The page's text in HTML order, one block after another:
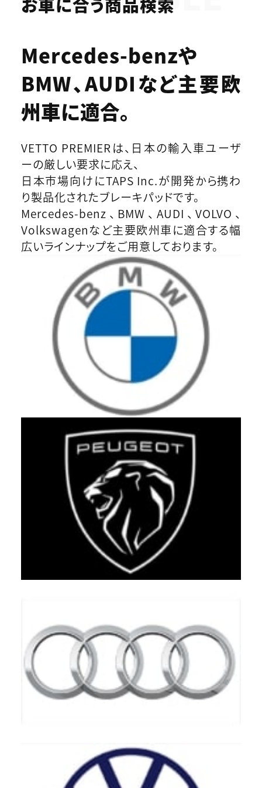
Mercedes-benzや
BMW、AUDIなど主要欧
州車に適合。
VETTO PREMIERは、日本の輸入車ユーザ
ーの厳しい要求に応え、
日本市場向けにTAPS Inc.が開発から携わ
り製品化されたブレーキパッドです。
Mercedes-benz、BMW、AUDI、VOLVO、
Volkswagenなど主要欧州車に適合する幅
広いラインナップをご用意しております。